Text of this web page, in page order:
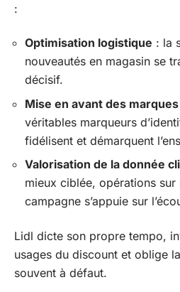
:
Optimisation logistique : la
nouveautés en magasin se
décisif.
Mise en avant des
véritables marqueurs
fidélisent et démarquent
Valorisation de la donnée
mieux ciblée, opérations sur
campagne s’appuie sur
Lidl dicte son propre tempo,
usages du discount et oblige
souvent à défaut.